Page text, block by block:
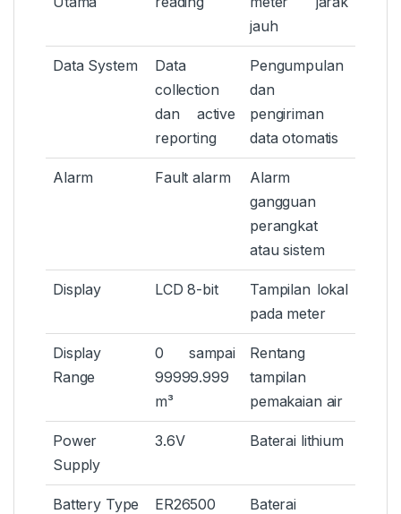
jauh
Data System
Data
collection
dan active
reporting
Pengumpulan
dan
pengiriman
data otomatis
Alarm Fault alarm
Alarm
gangguan
perangkat
atau sistem
Display LCD 8-bit
Tampilan lokal
pada meter
Display
Range
0 sampai
99999.999
m³
Rentang
tampilan
pemakaian air
Power
Supply
3.6V Baterai lithium
Battery Type
ER26500
Baterai